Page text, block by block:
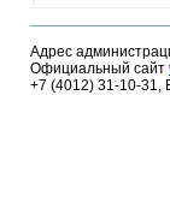
Адрес
Официальный сайт
+7 (4012) 31-10-31,